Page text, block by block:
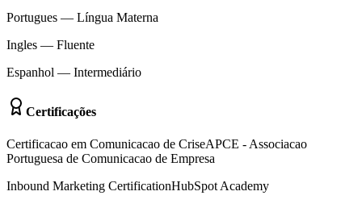
Portugues — Língua Materna
Ingles — Fluente
Espanhol — Intermediário
Certificações
Certificacao em Comunicacao de CriseAPCE - Associacao
Portuguesa de Comunicacao de Empresa
Inbound Marketing CertificationHubSpot Academy